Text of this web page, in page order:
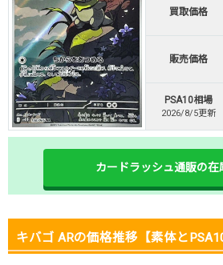
TORAオリパ
・リリース1周年イベント
・新規登録で最大90%OFF
初回登録で4
TORAオリパ
買取価格
販売価格
PSA10相場
2026/8/5更新
カードラッシュ通販の在
キバゴ ARの価格推移【素体とPSA10